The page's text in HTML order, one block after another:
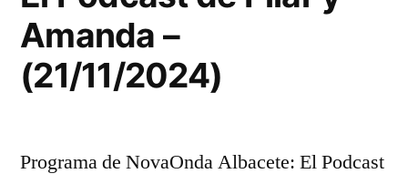
Amanda –
(21/11/2024)
Programa de NovaOnda Albacete: El Podcast